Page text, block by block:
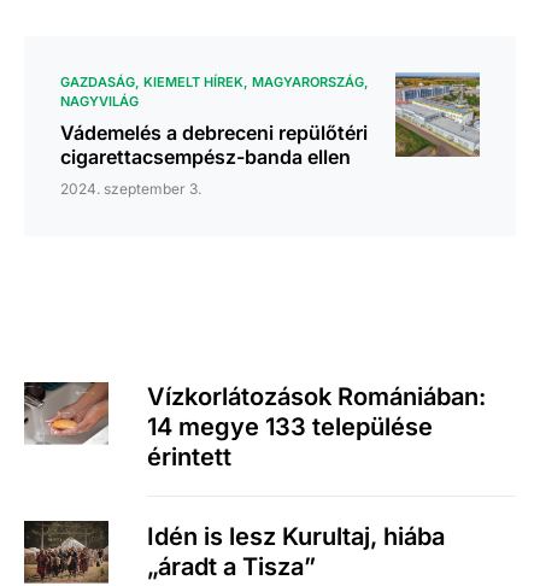
GAZDASÁG KIEMELT HÍREK MAGYARORSZÁG
NAGYVILÁG
Vádemelés a debreceni repülőtéri
cigarettacsempész-banda ellen
2024. szeptember 3.
Vízkorlátozások Romániában:
14 megye 133 települése
érintett
Idén is lesz Kurultaj, hiába
„áradt a Tisza”